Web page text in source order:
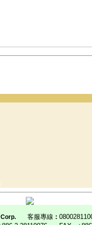
客服專線 :